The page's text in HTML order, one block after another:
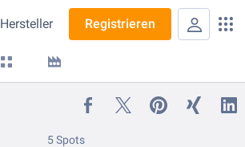
Hersteller Registrieren
5 Spots